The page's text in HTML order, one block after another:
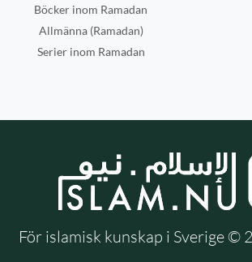
Böcker inom Ramadan
Allmänna (Ramadan)
Serier inom Ramadan
För islamisk kunskap i Sverige ©